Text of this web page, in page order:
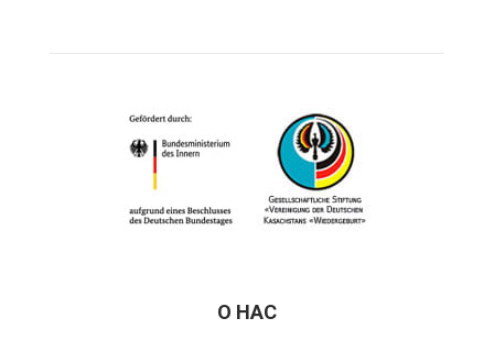
О НАС